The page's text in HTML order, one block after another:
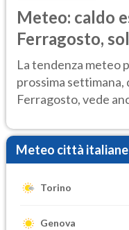
Meteo: caldo
Ferragosto,
Ecco dove
La tendenza meteo
prossima settimana,
Ferragosto, vede
Meteo città italiane
Torino
Genova